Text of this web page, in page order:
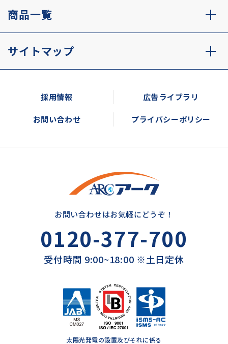
商品一覧
サイトマップ
採用情報 広告ライブラリ
お問い合わせ プライバシーポリシー
お問い合わせはお気軽にどうぞ！
0120-377-700
受付時間 9:00~18:00 ※土日定休
太陽光発電の設置及びそれに係る